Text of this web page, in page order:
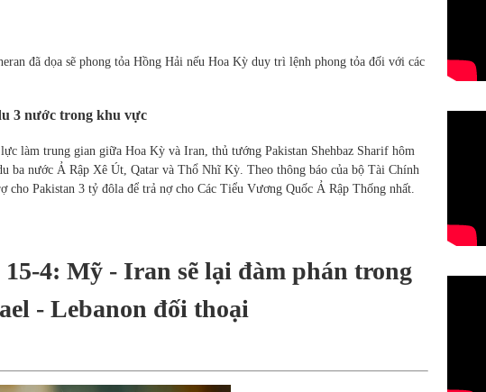
đã dọa sẽ phong tỏa Hồng Hải nếu Hoa Kỳ duy trì lệnh phong tỏa đối với các
3 nước trong khu vực
làm trung gian giữa Hoa Kỳ và Iran, thủ tướng Pakistan Shehbaz Sharif hôm
ba nước Ả Rập Xê Út, Qatar và Thổ Nhĩ Kỳ. Theo thông báo của bộ Tài Chính
cho Pakistan 3 tỷ đôla để trả nợ cho Các Tiểu Vương Quốc Ả Rập Thống nhất.
4: Mỹ - Iran sẽ lại đàm phán trong
- Lebanon đối thoại